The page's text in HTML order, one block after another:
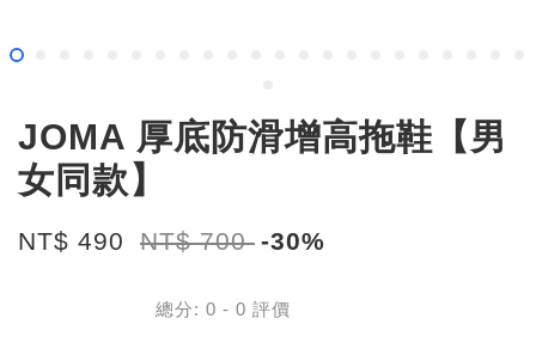
JOMA 厚底防滑增高拖鞋【男
女同款】
NT$ 490 NT$ 700 -30%
總分: 0 - 0 評價